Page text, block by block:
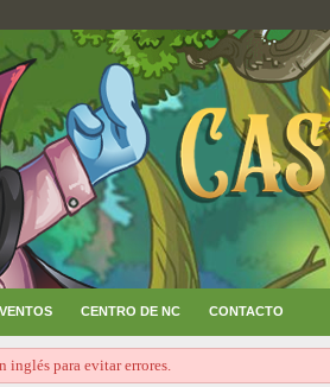
CENTRO DE NC CONTACTO
inglés para evitar errores.